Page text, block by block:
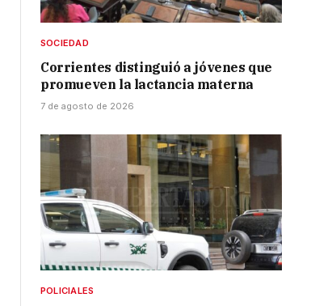
SOCIEDAD
Corrientes distinguió a jóvenes que
promueven la lactancia materna
7 de agosto de 2026
POLICIALES